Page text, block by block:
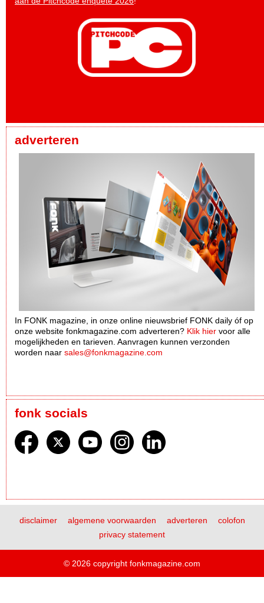
adverteren
In FONK magazine, in onze online nieuwsbrief FONK daily óf op
onze website fonkmagazine.com adverteren? Klik hier voor alle
mogelijkheden en tarieven. Aanvragen kunnen verzonden
worden naar sales@fonkmagazine.com
fonk socials
disclaimer algemene voorwaarden adverteren
colofon
privacy statement
© 2026 copyright fonkmagazine.com